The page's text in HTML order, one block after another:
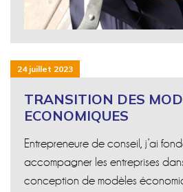
TRANSITION DES
ECONOMIQUES
24 juillet 2023
Entrepreneure de conseil, j’ai
accompagner les entreprises
conception de modèles